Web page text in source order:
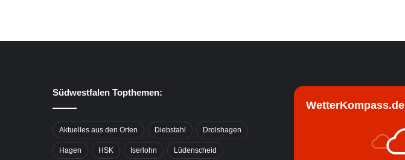
Südwestfalen Topthemen:
Aktuelles aus den Orten Diebstahl Drolshagen
Hagen HSK Iserlohn Lüdenscheid
WetterKompass.de